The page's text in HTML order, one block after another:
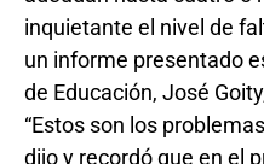
inquietante el nivel de
un informe presentado
de Educación, José
“Estos son los
dijo y recordó que en el